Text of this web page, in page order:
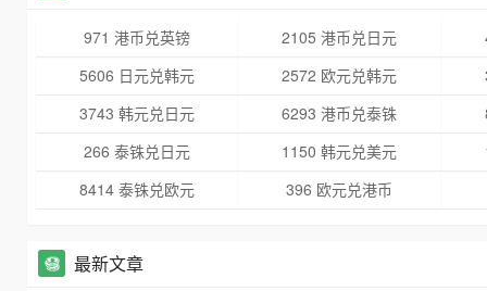
971 港币兑英镑 2105 港币兑日元
5606 日元兑韩元
2572 欧元兑韩元
3743 韩元兑日元
6293 港币兑泰铢
266 泰铢兑日元
1150 韩元兑美元
8414 泰铢兑欧元
396 欧元兑港币
最新文章